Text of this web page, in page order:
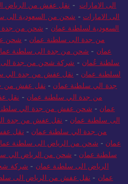
الى الامارات - نقل عفش من الرياض
الى الامارات - شحن من السعودية الى
السعودية لسلطنة عمان - شحن من جدة
من جدة الى سلطنة عمان - شحن
عمان - شحن من جدة الى سلطنة
سلطنة عُمان - شركة شحن من جدة الى
لسلطنة عمان - نقل عفش من جدة الي
جدة الي سلطنة عمان - نقل عفش من
من جدة الي سلطنة عمان - نقل
عمان - شحن عفش من جدة الي
الى سلطنة عمان - نقل عفش من جدة
من جدة الي سلطنة عمان - نقل
عمان - شحن من الرياض الى سلطنة
سلطنة عمان - شحن من الرياض الي
الرياض الى سلطنة عمان - شركة
عمان - نقل عفش من الرياض الى